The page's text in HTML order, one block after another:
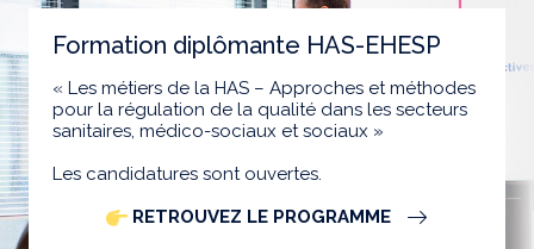
Formation diplômante HAS-EHESP
« Les métiers de la HAS – Approches et méthodes
pour la régulation de la qualité dans les secteurs
sanitaires, médico-sociaux et sociaux »
Les candidatures sont ouvertes.
RETROUVEZ LE PROGRAMME